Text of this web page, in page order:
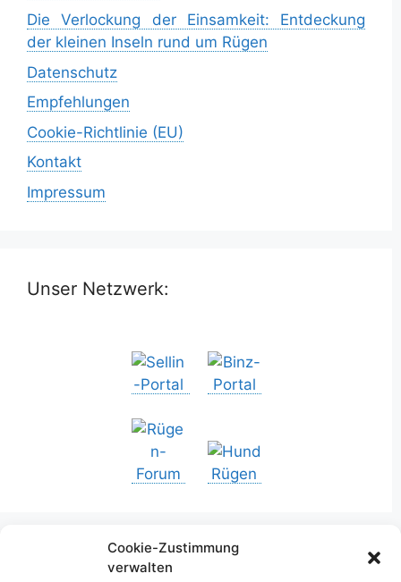
Cookie-Zustimmung
verwalten
Die Verlockung der Einsamkeit: Entdeckung
der kleinen Inseln rund um Rügen
Datenschutz
Empfehlungen
Cookie-Richtlinie (EU)
Kontakt
Impressum
Unser Netzwerk:
Urlaub in Deutschland